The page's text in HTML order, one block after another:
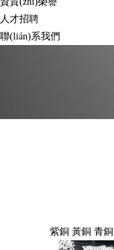
人才招聘
聯(lián)系我們
紫銅 黃銅 青銅